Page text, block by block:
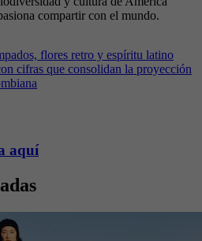
compartir con el mundo.
flores retro y espíritu latino
cifras que consolidan la proyección
aquí